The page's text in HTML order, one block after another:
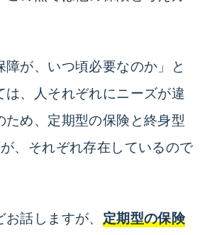
障が、いつ頃必要なのか」と
は、人それぞれにニーズが違
ため、定期型の保険と終身型
、それぞれ存在しているので
話しますが、 定期型の保険